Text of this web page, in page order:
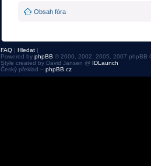
Obsah fóra
FAQ | Hledat |
Powered by phpBB © 2000, 2002, 2005, 2007 phpBB
Style created by David Jansen @ IDLaunch
Český překlad – phpBB.cz